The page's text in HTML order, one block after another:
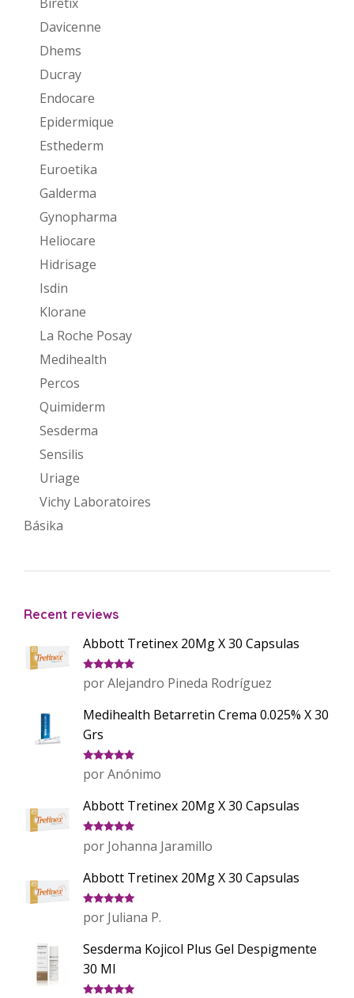
Davicenne
Dhems
Ducray
Endocare
Epidermique
Esthederm
Euroetika
Galderma
Gynopharma
Heliocare
Hidrisage
Isdin
Klorane
La Roche Posay
Medihealth
Percos
Quimiderm
Sesderma
Sensilis
Uriage
Vichy Laboratoires
Básika
Recent reviews
Abbott Tretinex 20Mg X 30 Capsulas
Valorado
con
de 5
por Alejandro Pineda Rodríguez
Medihealth Betarretin Crema 0.025% X 30
Grs
Valorado
con
de 5
por Anónimo
Abbott Tretinex 20Mg X 30 Capsulas
Valorado
con 5de 5
por Johanna Jaramillo
Abbott Tretinex 20Mg X 30 Capsulas
Valorado
con 5de 5
por Juliana P.
Sesderma Kojicol Plus Gel Despigmente
30 Ml